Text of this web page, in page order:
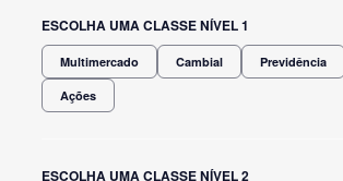
ESCOLHA UMA CLASSE NÍVEL 1
Multimercado Cambial Previdência
Ações
ESCOLHA UMA CLASSE NÍVEL 2